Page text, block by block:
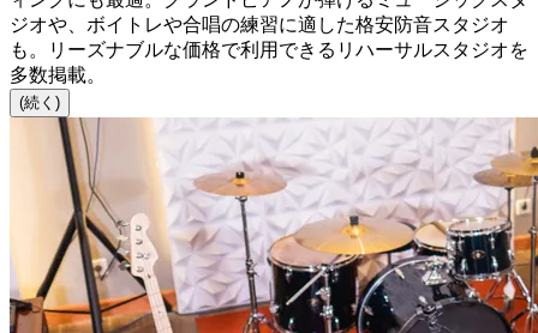
ジオや、ボイトレや合唱の練習に適した格安防音スタジオ
も。リーズナブルな価格で利用できるリハーサルスタジオを
多数掲載。
(続く)